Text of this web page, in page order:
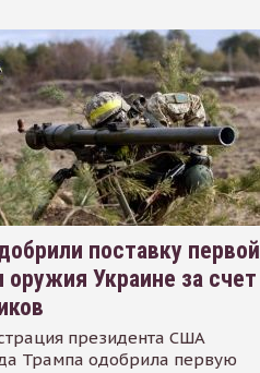
поставку первой
оружия Украине за счет
президента США
Трампа одобрила первую